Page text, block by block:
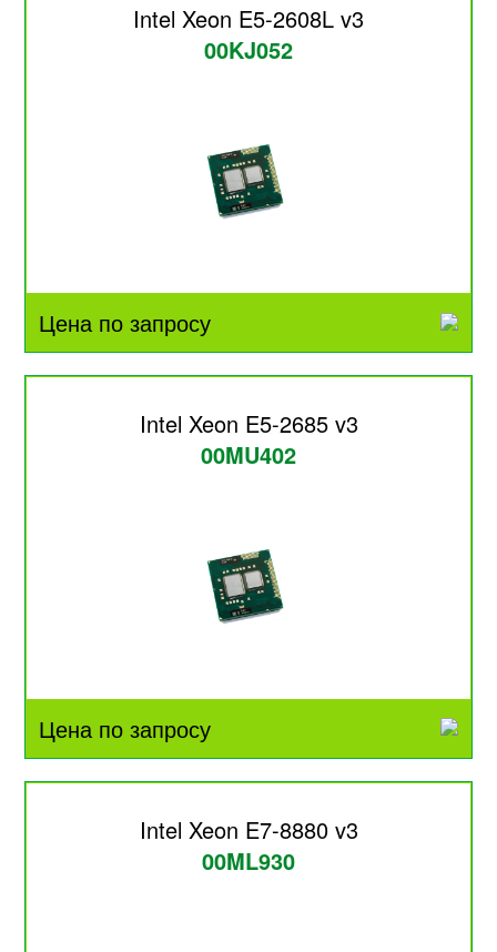
Intel Xeon E5-2608L v3
00KJ052
Цена по запросу
Intel Xeon E5-2685 v3
00MU402
Цена по запросу
Intel Xeon E7-8880 v3
00ML930